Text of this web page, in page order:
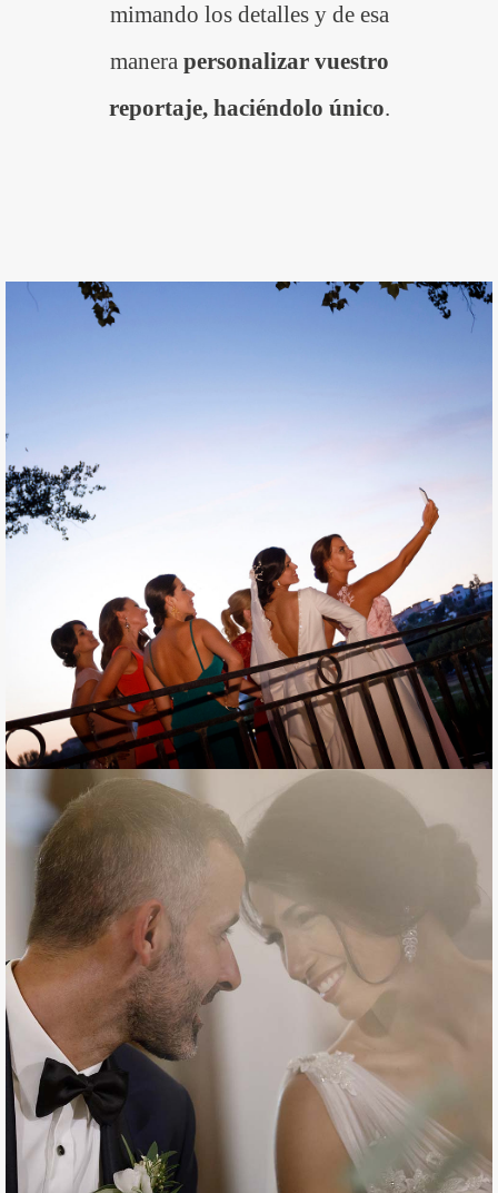
mimando los detalles y de esa
manera personalizar vuestro
reportaje, haciéndolo único.
FOTOGRAFÍAS DE BODA DE
RAÚL Y LAURA
Boda en la Catedral Santa María de La Asunción
de Coria
RUBEN Y LIANNA. UNA
BODA LLENA DE
COMPLICIDAD EN
SANTANDER